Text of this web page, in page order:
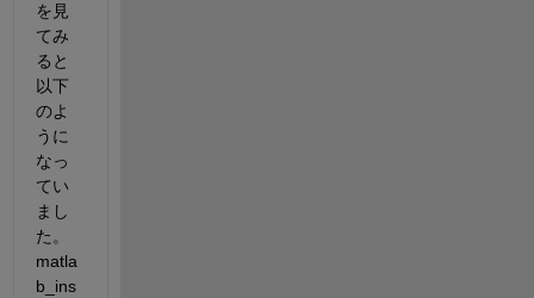
を見
てみ
ると
以下
のよ
うに
なっ
てい
まし
た。
matla
b_ins